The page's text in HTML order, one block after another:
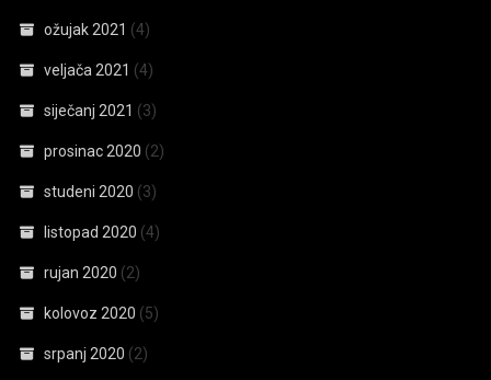
ožujak 2021 (4)
veljača 2021 (4)
siječanj 2021 (3)
prosinac 2020 (2)
studeni 2020 (3)
listopad 2020 (4)
rujan 2020 (2)
kolovoz 2020 (5)
srpanj 2020 (2)